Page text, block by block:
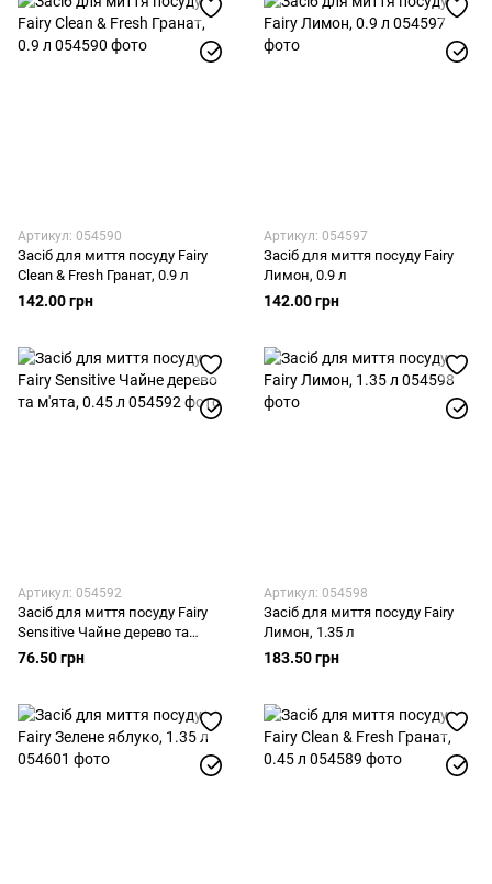
Артикул: 054590
Засіб для миття посуду Fairy
Clean & Fresh Гранат, 0.9 л
142.00 грн
Артикул: 054597
Засіб для миття посуду Fairy
Лимон, 0.9 л
142.00 грн
Артикул: 054592
Засіб для миття посуду Fairy
Sensitive Чайне дерево та
м'ята, 0.45 л
76.50 грн
Артикул: 054598
Засіб для миття посуду Fairy
Лимон, 1.35 л
183.50 грн